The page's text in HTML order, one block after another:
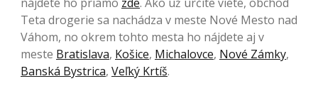
Teta drogerie sa nachádza v meste Nové Mesto nad
Váhom, no okrem tohto mesta ho nájdete aj v
meste Bratislava, Košice, Michalovce, Nové Zámky,
Banská Bystrica, Veľký Krtíš.